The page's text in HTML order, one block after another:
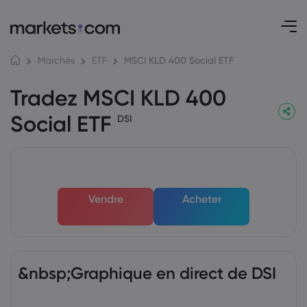
Marchés ETF MSCI KLD 400 Social ETF
Tradez MSCI KLD 400
Social ETF DSI
Vendre Acheter
&nbsp;Graphique en direct de DSI